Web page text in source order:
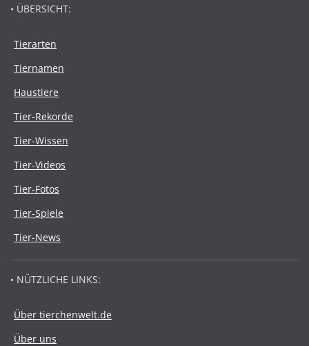
• ÜBERSICHT:
Tierarten
Tiernamen
Haustiere
Tier-Rekorde
Tier-Wissen
Tier-Videos
Tier-Fotos
Tier-Spiele
Tier-News
• NÜTZLICHE LINKS:
Über tierchenwelt.de
Über uns